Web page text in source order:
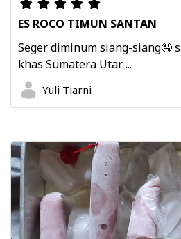
ES ROCO TIMUN SANTAN
Seger diminum siang-siang🤤
khas Sumatera Utar ...
Yuli Tiarni